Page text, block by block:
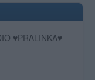
♥PRALINKA♥